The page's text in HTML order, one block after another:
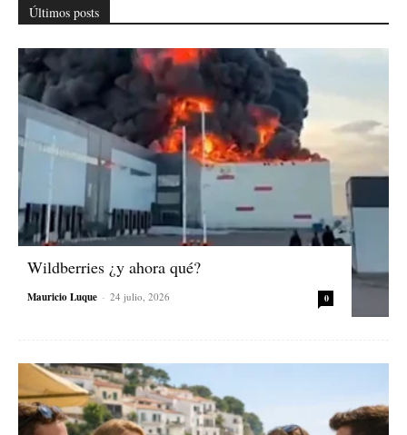
Últimos posts
Wildberries ¿y ahora qué?
Mauricio Luque - 24 julio, 2026 0